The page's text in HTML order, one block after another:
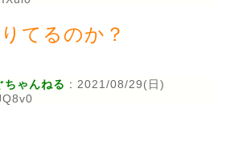
てるのか？
ちゃんねる : 2021/08/29(日)